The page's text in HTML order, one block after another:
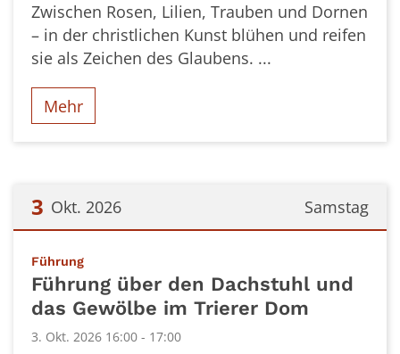
Zwischen Rosen, Lilien, Trauben und Dornen
– in der christlichen Kunst blühen und reifen
sie als Zeichen des Glaubens. ...
Mehr
Samstag
3 Okt. 2026
Führung:
Führung über den Dachstuhl und
das Gewölbe im Trierer Dom
3. Okt. 2026 16:00 - 17:00